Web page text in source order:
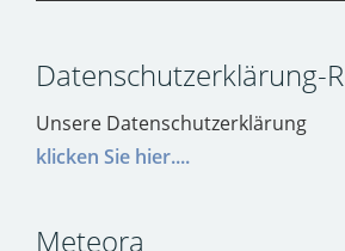
Datenschutzerklärung-R
Unsere Datenschutzerklärung
klicken Sie hier....
Meteora